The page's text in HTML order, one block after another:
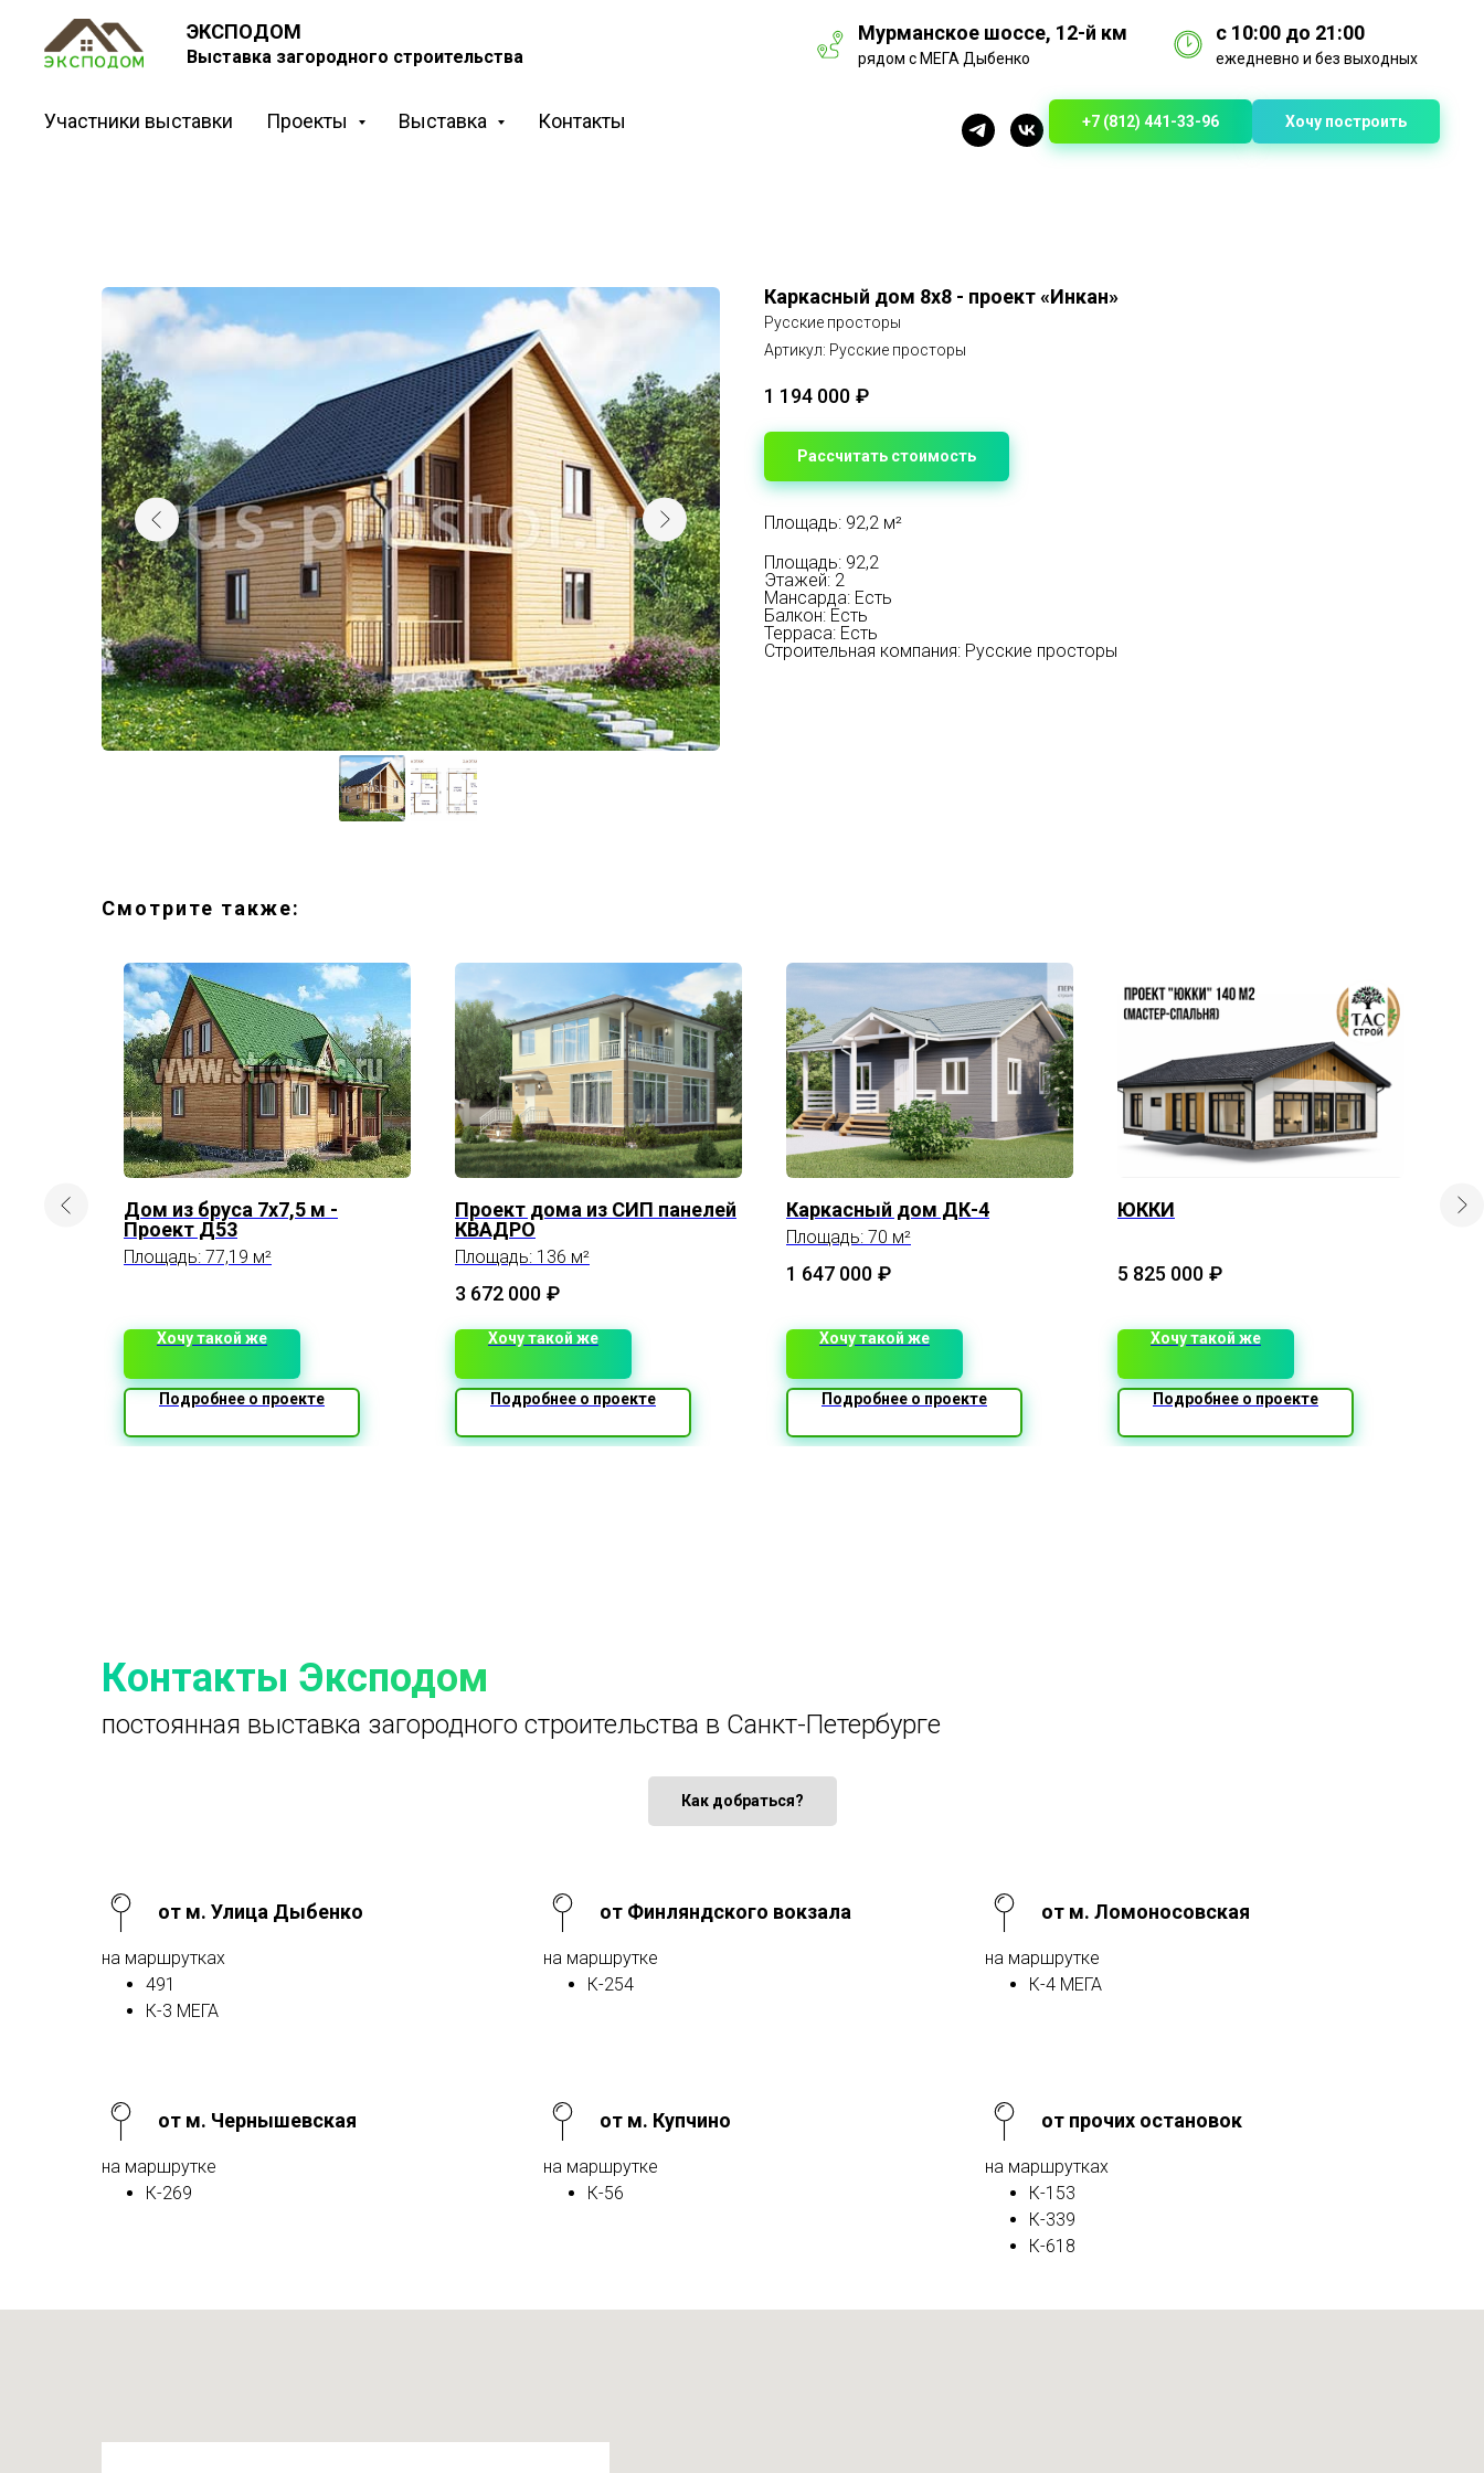
ЭКСПОДОМ
Выставка загородного строительства
Мурманское шоссе, 12-й км
рядом с МЕГА Дыбенко
с 10:00 до 21:00
ежедневно и без выходных
Участники выставки Проекты Выставка Контакты +7 (812) 441-33-96 Хочу построить
Каркасный дом 8х8 - проект «Инкан»
Русские просторы
Артикул: Русские просторы
1 194 000 ₽
Рассчитать стоимость
Площадь: 92,2 м²
Площадь: 92,2
Этажей: 2
Мансарда: Есть
Балкон: Есть
Терраса: Есть
Строительная компания: Русские просторы
Смотрите также:
Дом из бруса 7х7,5 м -
Проект Д53
Площадь: 77,19 м²
Хочу такой же
Подробнее о проекте
Проект дома из СИП панелей
КВАДРО
Площадь: 136 м²
3 672 000 ₽
Хочу такой же
Подробнее о проекте
Каркасный дом ДК-4
Площадь: 70 м²
1 647 000 ₽
Хочу такой же
Подробнее о проекте
ЮККИ
5 825 000 ₽
Хочу такой же
Подробнее о проекте
Контакты Эксподом
постоянная выставка загородного строительства в Санкт-Петербурге
Как добраться?
от м. Улица Дыбенко
на маршрутках
491
К-3 МЕГА
от Финляндского вокзала
на маршрутке
К-254
от м. Ломоносовская
на маршрутке
К-4 МЕГА
от м. Чернышевская
на маршрутке
К-269
от м. Купчино
на маршрутке
К-56
от прочих остановок
на маршрутках
К-153
К-339
К-618